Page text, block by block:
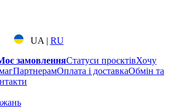
UA| RU
замовленняСтатуси проєктівХочу
ПартнерамОплата і доставкаОбмін та